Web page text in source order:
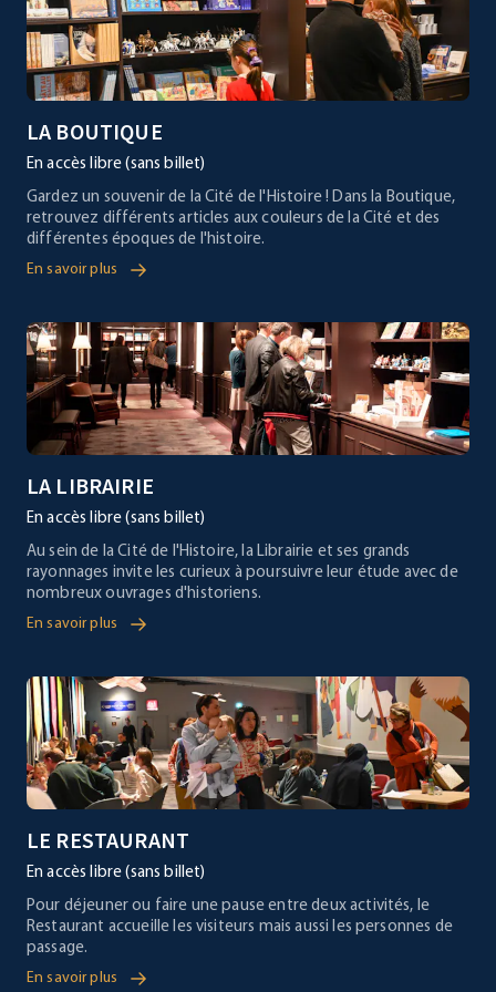
Si cela ne répond pas à votre question, contactez nous via
le formulaire de contact
LA BOUTIQUE
En accès libre (sans billet)
Gardez un souvenir de la Cité de l'Histoire ! Dans la Boutique,
retrouvez différents articles aux couleurs de la Cité et des
différentes époques de l'histoire.
En savoir plus
LA LIBRAIRIE
En accès libre (sans billet)
Au sein de la Cité de l'Histoire, la Librairie et ses grands
rayonnages invite les curieux à poursuivre leur étude avec de
nombreux ouvrages d'historiens.
En savoir plus
LE RESTAURANT
En accès libre (sans billet)
Pour déjeuner ou faire une pause entre deux activités, le
Restaurant accueille les visiteurs mais aussi les personnes de
passage.
En savoir plus